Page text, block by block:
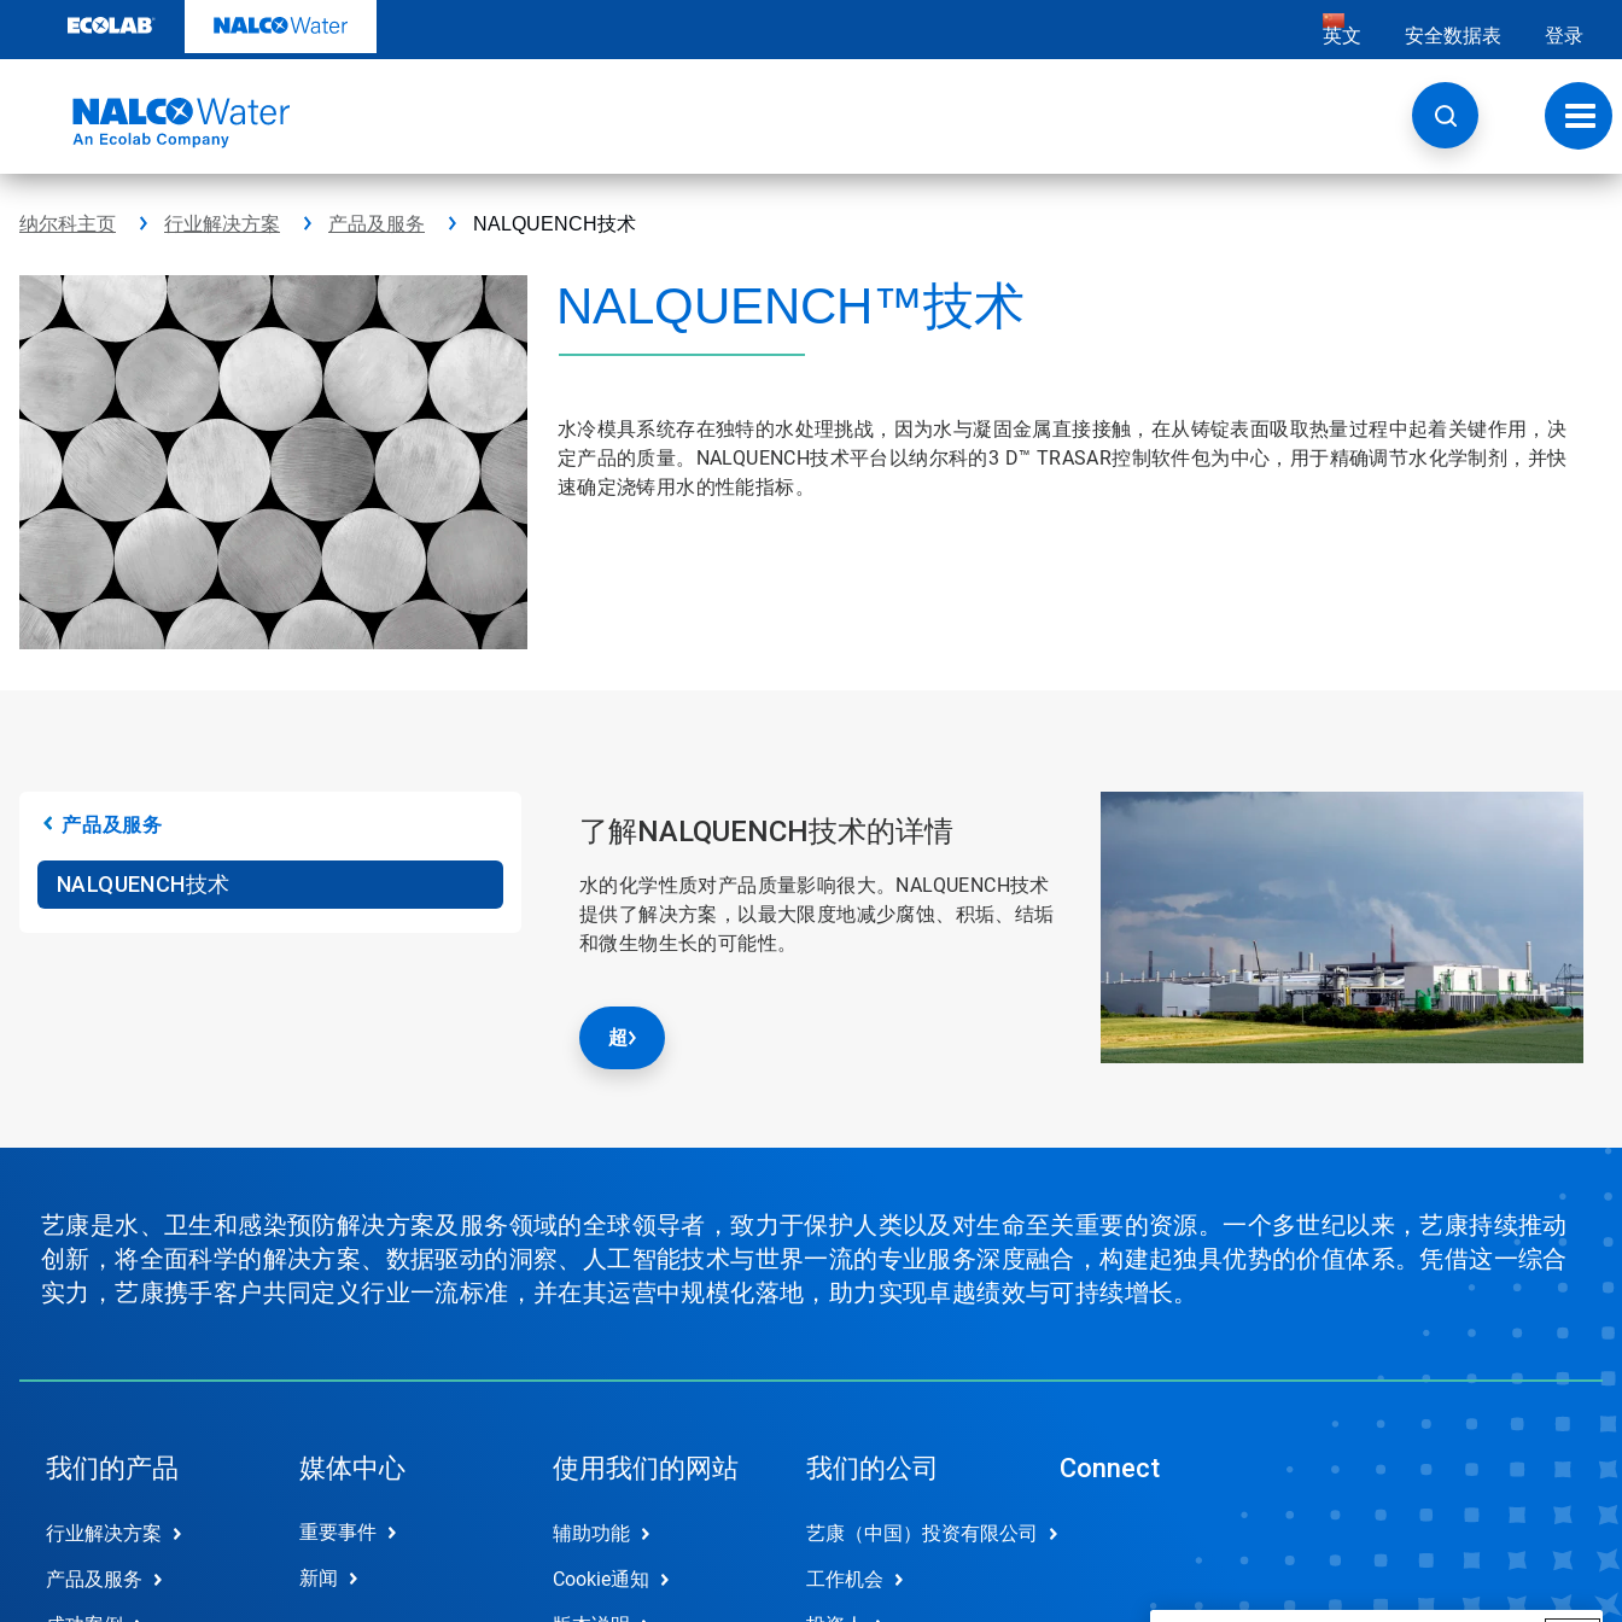
至
英文 安全数据表 登录
切
换
导
航
纳尔科主页 行业解决方案 产品及服务 NALQUENCH技术
NALQUENCH™技术
水冷模具系统存在独特的水处理挑战，因为水与凝固金属直接接触，在从铸锭表面吸取热量过程中起着关键作用，决
定产品的质量。NALQUENCH技术平台以纳尔科的3 D™ TRASAR控制软件包为中心，用于精确调节水化学制剂，并快
速确定浇铸用水的性能指标。
产品及服务
NALQUENCH技术
了解NALQUENCH技术的详情
水的化学性质对产品质量影响很大。NALQUENCH技术
提供了解决方案，以最大限度地减少腐蚀、积垢、结垢
和微生物生长的可能性。
超
艺康是水、卫生和感染预防解决方案及服务领域的全球领导者，致力于保护人类以及对生命至关重要的资源。一个多世纪以来，艺康持续推动
创新，将全面科学的解决方案、数据驱动的洞察、人工智能技术与世界一流的专业服务深度融合，构建起独具优势的价值体系。凭借这一综合
实力，艺康携手客户共同定义行业一流标准，并在其运营中规模化落地，助力实现卓越绩效与可持续增长。
我们的产品
行业解决方案
产品及服务
媒体中心
重要事件
新闻
使用我们的网站
辅助功能
Cookie通知
我们的公司
艺康（中国）投资有限公司
工作机会
Connect